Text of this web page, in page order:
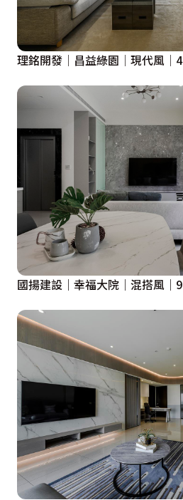
理銘開發│昌益綠園│現代風
國揚建設｜幸福大院｜混搭風｜